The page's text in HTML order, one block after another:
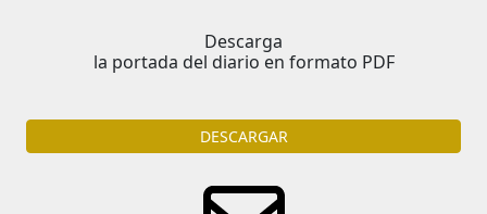
Descarga
la portada del diario en formato PDF
DESCARGAR